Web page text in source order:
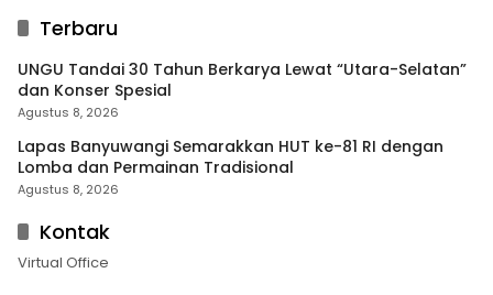
Terbaru
UNGU Tandai 30 Tahun Berkarya Lewat “Utara-Selatan”
dan Konser Spesial
Agustus 8, 2026
Lapas Banyuwangi Semarakkan HUT ke-81 RI dengan
Lomba dan Permainan Tradisional
Agustus 8, 2026
Kontak
Virtual Office